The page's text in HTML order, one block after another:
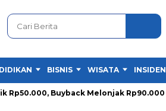
BISNIS WISATA INSIDEN
Buyback Melonjak Rp90.000